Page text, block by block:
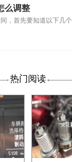
么调整
，首先要知道以下几个
热门阅读